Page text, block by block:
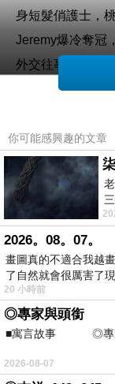
身短髮俏護士，
Jeremy爆冷奪冠
外交往事。
把台灣球迷當凱
心...世界最矮的
顯示多數民眾希
分，竟還上臉書
的行為，她最心
心不行啊...金氏
還不賴，還不賴
不賴，還不賴，
你可能感興趣的文章
2026。08。07。
畫圖真的不適合我越
了自然就會很厲害了
20 小時前
◎專家與頭銜
■寓言故事 ◎專
⊕潘
之谷」裡——
2026-08-07